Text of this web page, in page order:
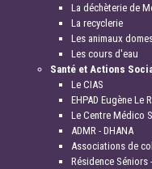
La déchèterie de
La recyclerie
Les animaux
Les cours d'eau
Santé et Actions
Le CIAS
EHPAD Eugène Le
Le Centre Médico
ADMR - DHANA
Associations de
Résidence Séniors